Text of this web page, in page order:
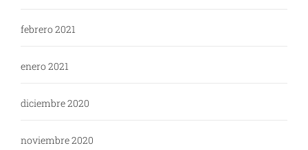
febrero 2021
enero 2021
diciembre 2020
noviembre 2020